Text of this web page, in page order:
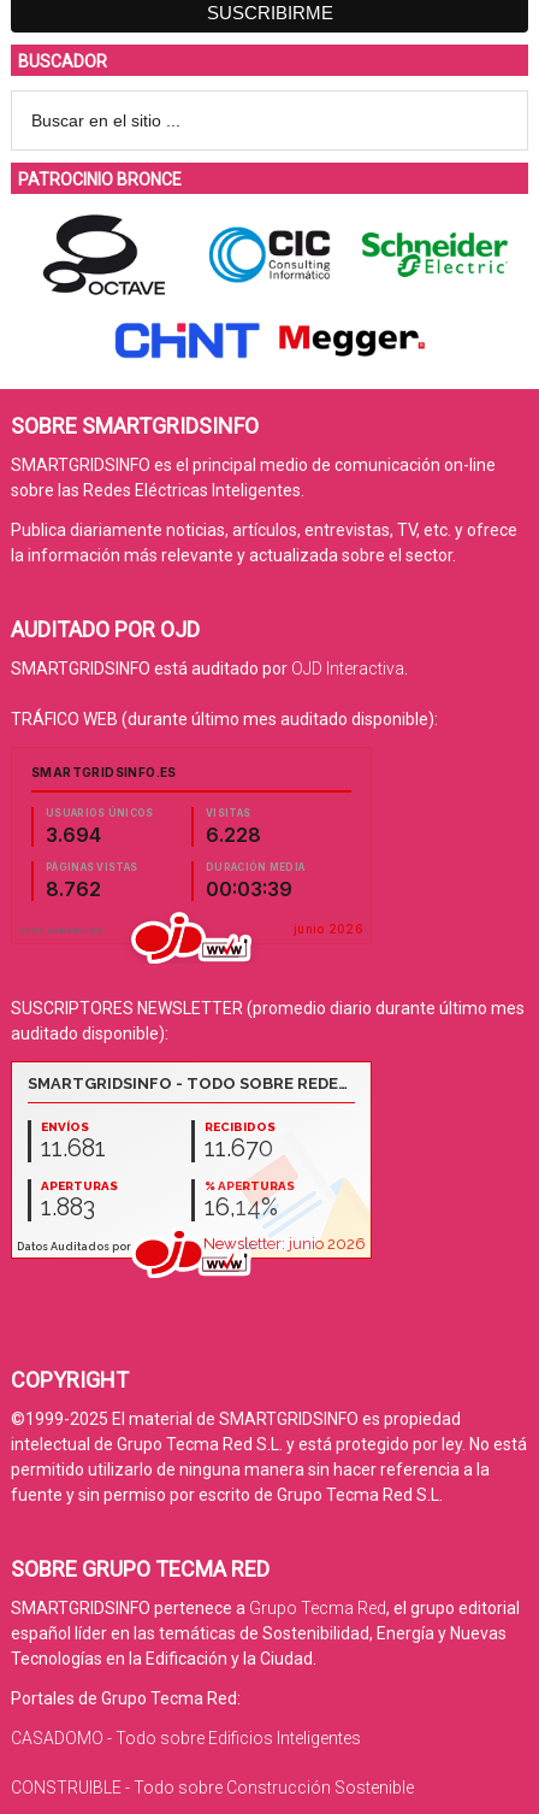
BUSCADOR
PATROCINIO BRONCE
SOBRE SMARTGRIDSINFO
SMARTGRIDSINFO es el principal medio de comunicación on-line
sobre las Redes Eléctricas Inteligentes.
Publica diariamente noticias, artículos, entrevistas, TV, etc. y ofrece
la información más relevante y actualizada sobre el sector.
AUDITADO POR OJD
SMARTGRIDSINFO está auditado por OJD Interactiva
TRÁFICO WEB (durante último mes auditado disponible):
SUSCRIPTORES NEWSLETTER (promedio diario durante último mes
auditado disponible):
COPYRIGHT
©1999-2025 El material de SMARTGRIDSINFO es propiedad
intelectual de Grupo Tecma Red S.L. y está protegido por ley. No está
permitido utilizarlo de ninguna manera sin hacer referencia a la
fuente y sin permiso por escrito de Grupo Tecma Red S.L.
SOBRE GRUPO TECMA RED
SMARTGRIDSINFO pertenece a Grupo Tecma Red, el grupo editorial
español líder en las temáticas de Sostenibilidad, Energía y Nuevas
Tecnologías en la Edificación y la Ciudad.
Portales de Grupo Tecma Red:
CASADOMO - Todo sobre Edificios Inteligentes
CONSTRUIBLE - Todo sobre Construcción Sostenible